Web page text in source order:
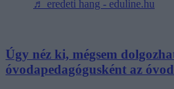
♬ eredeti hang - eduline.hu
Úgy néz ki, mégsem
óvodapedagógusként az